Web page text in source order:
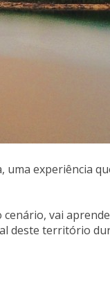
experiência
vai
deste território